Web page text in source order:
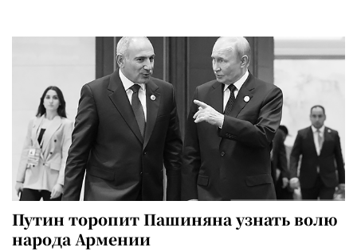
Путин торопит Пашиняна узнать волю
народа Армении